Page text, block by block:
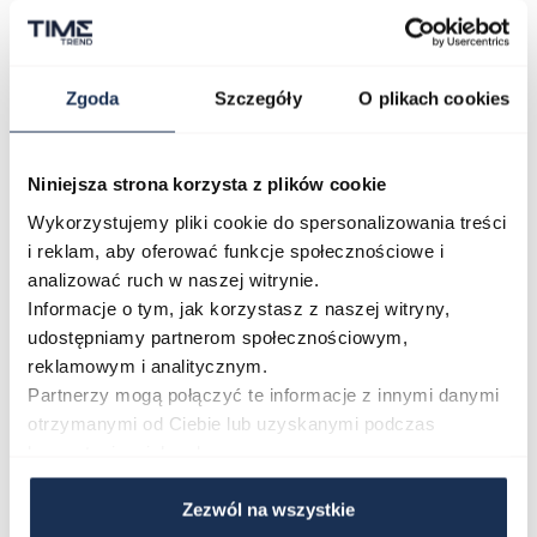
Zgoda Szczegóły O plikach cookies
Niniejsza strona korzysta z plików cookie
Wykorzystujemy pliki cookie do spersonalizowania treści
i reklam, aby oferować funkcje społecznościowe i
analizować ruch w naszej witrynie.
Informacje o tym, jak korzystasz z naszej witryny,
udostępniamy partnerom społecznościowym,
reklamowym i analitycznym.
Partnerzy mogą połączyć te informacje z innymi danymi
otrzymanymi od Ciebie lub uzyskanymi podczas
Zezwól na wszystkie
Model SEINE METAL charakteryzuje się
minimalistycznym designem z eleganckim
doskonale sprawdzi się zarówno w codziennych
stylizacjach, jak i w półformalnych zestawach.
Parametry
Zapytaj o produkt